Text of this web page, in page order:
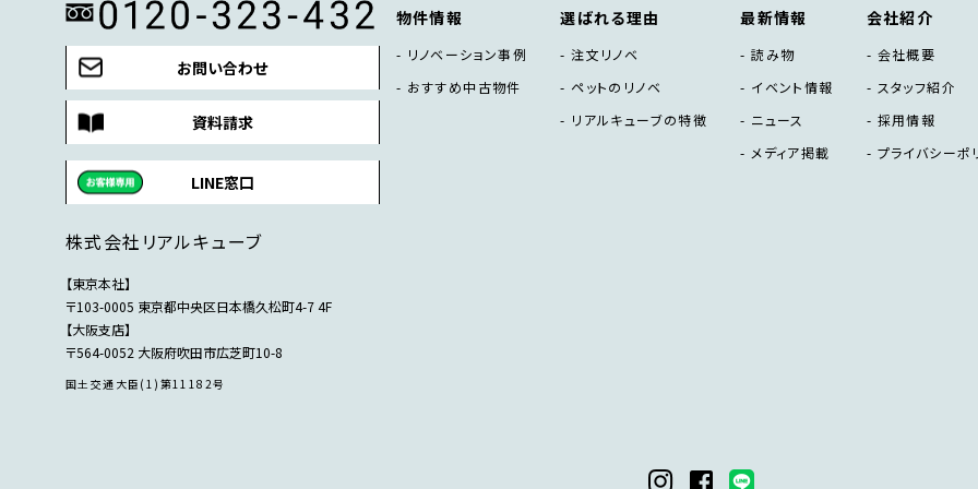
お問い合わせ
資料請求
LINE窓口
株式会社リアルキューブ
【東京本社】
〒103-0005 東京都中央区日本橋久松町4-7 4F
【大阪支店】
〒564-0052 大阪府吹田市広芝町10-8
国土交通大臣(1)第11182号
物件情報
リノベーション事例
おすすめ中古物件
選ばれる理由
注文リノベ
ペットのリノベ
リアルキューブの特徴
最新情報
読み物
イベント情報
ニュース
メディア掲載
会社紹介
会社概要
スタッフ紹介
採用情報
プライバシーポ